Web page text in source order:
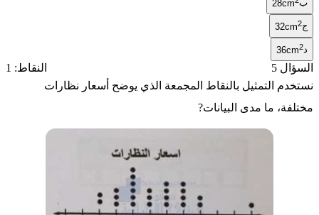
ب 28cm
ج 32cm2
36cm2
السؤال 5
النقاط: 1
نستخدم التمثيل بالنقاط المجمعة الذي يوضح أسعار نظارات
مختلفة، ما مدى البيانات?